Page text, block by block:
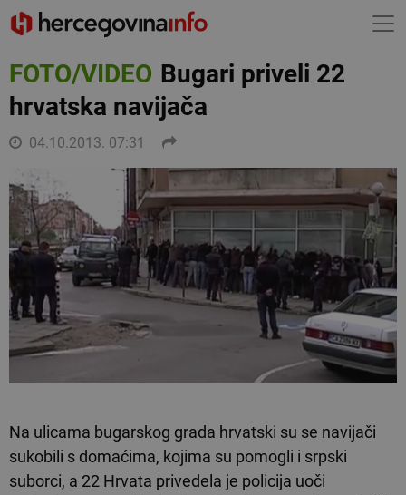
FOTO/VIDEOBugari priveli 22
hrvatska navijača
04.10.2013. 07:31
Na ulicama bugarskog grada hrvatski su se navijači
sukobili s domaćima, kojima su pomogli i srpski
suborci, a 22 Hrvata privedela je policija uoči